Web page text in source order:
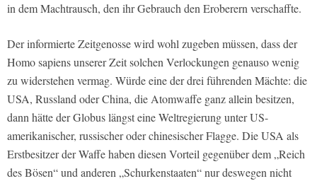
in dem Machtrausch, den ihr Gebrauch den Eroberern verschaffte.
Der informierte Zeitgenosse wird wohl zugeben müssen, dass der
Homo sapiens unserer Zeit solchen Verlockungen genauso wenig
zu widerstehen vermag. Würde eine der drei führenden Mächte: die
USA, Russland oder China, die Atomwaffe ganz allein besitzen,
dann hätte der Globus längst eine Weltregierung unter US-
amerikanischer, russischer oder chinesischer Flagge. Die USA als
Erstbesitzer der Waffe haben diesen Vorteil gegenüber dem „Reich
des Bösen“ und anderen „Schurkenstaaten“ nur deswegen nicht